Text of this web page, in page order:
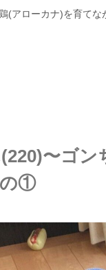
(アローカナ)を育てな
〜ゴ
の①